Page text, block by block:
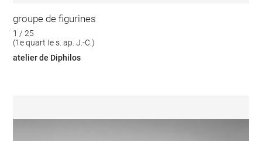
groupe de figurines
1 / 25
(1e quart Ie s. ap. J.-C.)
atelier de Diphilos